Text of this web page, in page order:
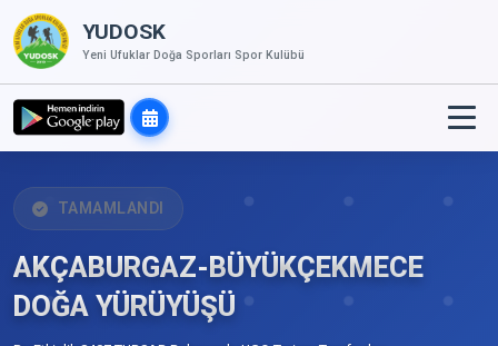
YUDOSK
Yeni Ufuklar Doğa Sporları Spor Kulübü
TAMAMLANDI
AKÇABURGAZ-BÜYÜKÇEKMECE
DOĞA YÜRÜYÜŞÜ